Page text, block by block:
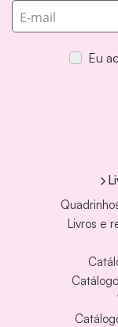
E-mail
Eu
Livros e